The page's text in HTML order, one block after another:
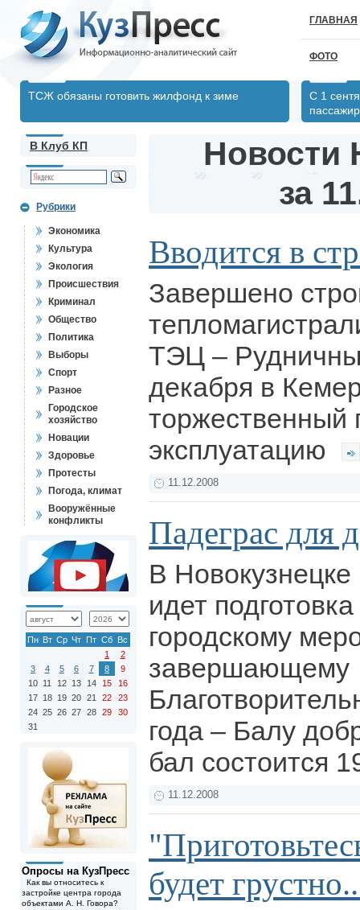
ГЛАВНАЯ
ФОТО
ТСЖ обязаны готовить жилфонд к зиме
С 1
В Клуб КП
Рубрики
Экономика
Культура
Экология
Происшествия
Криминал
Общество
Политика
Выборы
Спорт
Разное
Городское
хозяйство
Новации
Здоровье
Протесты
Погода, климат
Вооружённые
конфликты
Пн Вт Ср Чт Пт Сб Вс
1
2
3
4 5 6 7 8
9
10 11 12 13 14 15
16
17 18 19 20 21 22
23
24 25 26 27 28 29
30
31
Опросы на КузПресс
Как вы относитесь к
застройке центра города
объектами А. Н. Говора?
Новости
за
Вводится в
Завершено
ТЭЦ –
декабря в
торжественный
эксплуатацию
11.12.2008
Падеграс для
В
идет
городскому
завершающему
года – Балу
бал состоится
11.12.2008
будет